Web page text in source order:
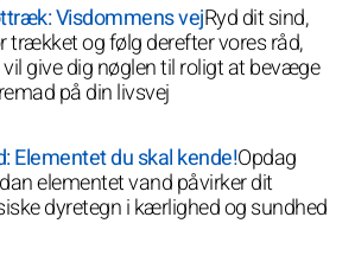
Visdommens vejRyd dit sind,
trækket og følg derefter vores råd,
give dig nøglen til roligt at bevæge
på din livsvej
Elementet du skal kende!Opdag
elementet vand påvirker dit
dyretegn i kærlighed og sundhed